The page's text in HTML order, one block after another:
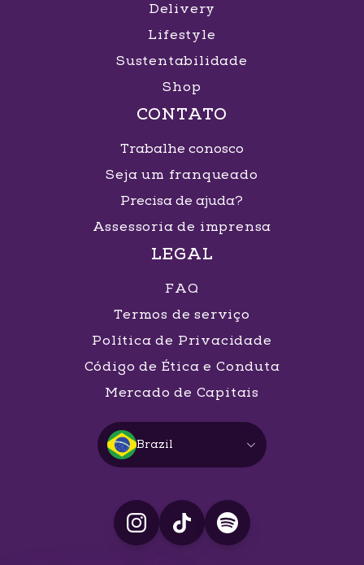
Delivery
Lifestyle
Sustentabilidade
Shop
CONTATO
Trabalhe conosco
Seja um franqueado
Precisa de ajuda?
Assessoria de imprensa
LEGAL
FAQ
Termos de serviço
Política de Privacidade
Código de Ética e Conduta
Mercado de Capitais
Brazil